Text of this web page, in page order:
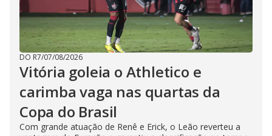
DO R7/07/08/2026
Vitória goleia o Athletico e
carimba vaga nas quartas da
Copa do Brasil
Com grande atuação de Renê e Erick, o Leão reverteu a